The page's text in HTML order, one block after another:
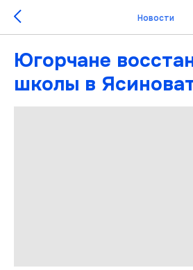
Новости
Югорчане
школы в